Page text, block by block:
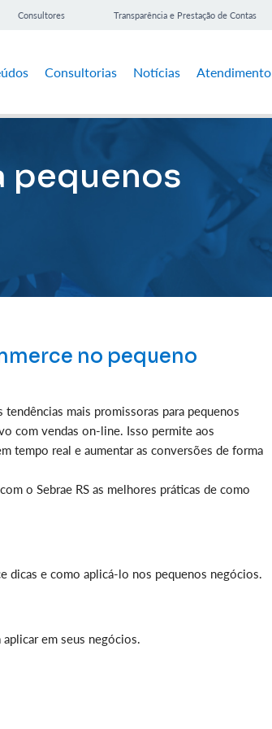
Consultores Transparência e Prestação de Contas
Consultorias Notícias Atendimento
pequenos
no pequeno
mais promissoras para pequenos
com vendas on-line. Isso permite aos
tempo real e aumentar as conversões de forma
o Sebrae RS as melhores práticas de como
dicas e como aplicá-lo nos pequenos negócios.
em seus negócios.